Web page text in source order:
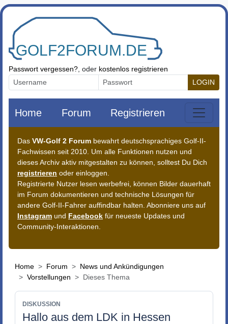
Zum Inhalt springen
Passwort vergessen? , oder kostenlos registrieren
LOGIN
Home Forum Registrieren
Das VW-Golf 2 Forum bewahrt deutschsprachiges Golf-II-
Fachwissen seit 2010. Um alle Funktionen nutzen und
dieses Archiv aktiv mitgestalten zu können, solltest Du Dich
registrieren oder einloggen.
Registrierte Nutzer lesen werbefrei, können Bilder dauerhaft
im Forum dokumentieren und technische Lösungen für
andere Golf-II-Fahrer auffindbar halten. Abonniere uns auf
Instagram und Facebook für neueste Updates und
Community-Interaktionen.
Home Forum
News und Ankündigungen
Vorstellungen
Dieses Thema
DISKUSSION
Hallo aus dem LDK in Hessen